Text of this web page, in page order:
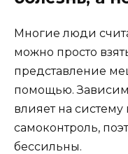
Многие люди
можно просто
представление
помощью.
влияет на
самоконтроль,
бессильны.